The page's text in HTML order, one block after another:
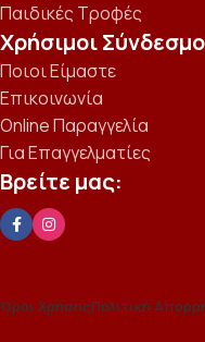
Παιδικές Τροφές
Χρήσιμοι
Ποιοι Είμαστε
Επικοινωνία
Online Παραγγελία
Για Επαγγελματίες
Βρείτε μας:
Όροι ΧρήσηςΠολιτική